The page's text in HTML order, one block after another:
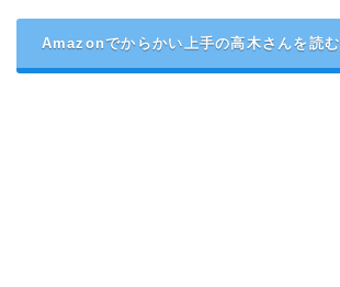
Amazonでからかい上手の高木さんを読む